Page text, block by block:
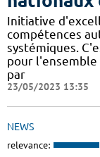
Initiative
compétences
systémiques.
pour
par
23/05/2023 13:35
NEWS
relevance: